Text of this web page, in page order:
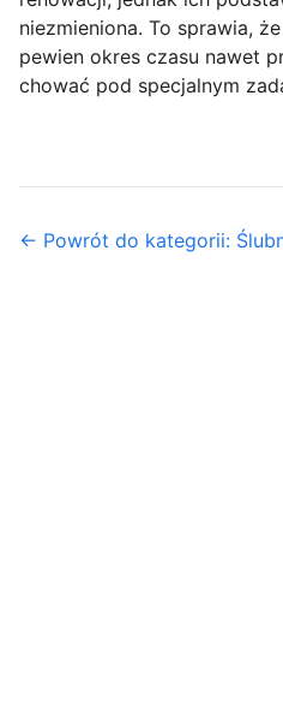
niezmieniona. To sprawia,
pewien okres czasu nawet
chować pod specjalnym
← Powrót do kategorii: